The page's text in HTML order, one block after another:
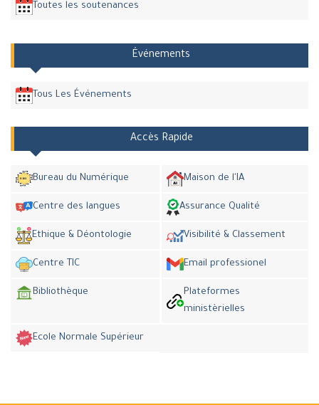
Toutes les soutenances
Événements
Tous Les Événements
Accès Rapide
Bureau du Numérique Maison de l'IA
Centre des langues Assurance Qualité
Ethique & Déontologie Visibilité & Classement
Centre TIC Email professionel
Bibliothèque
Plateformes
ministèrielles
Ecole Normale Supérieur